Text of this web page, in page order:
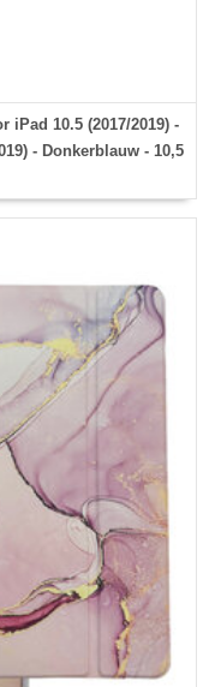
iPad 10.5 (2017/2019) -
- Donkerblauw - 10,5